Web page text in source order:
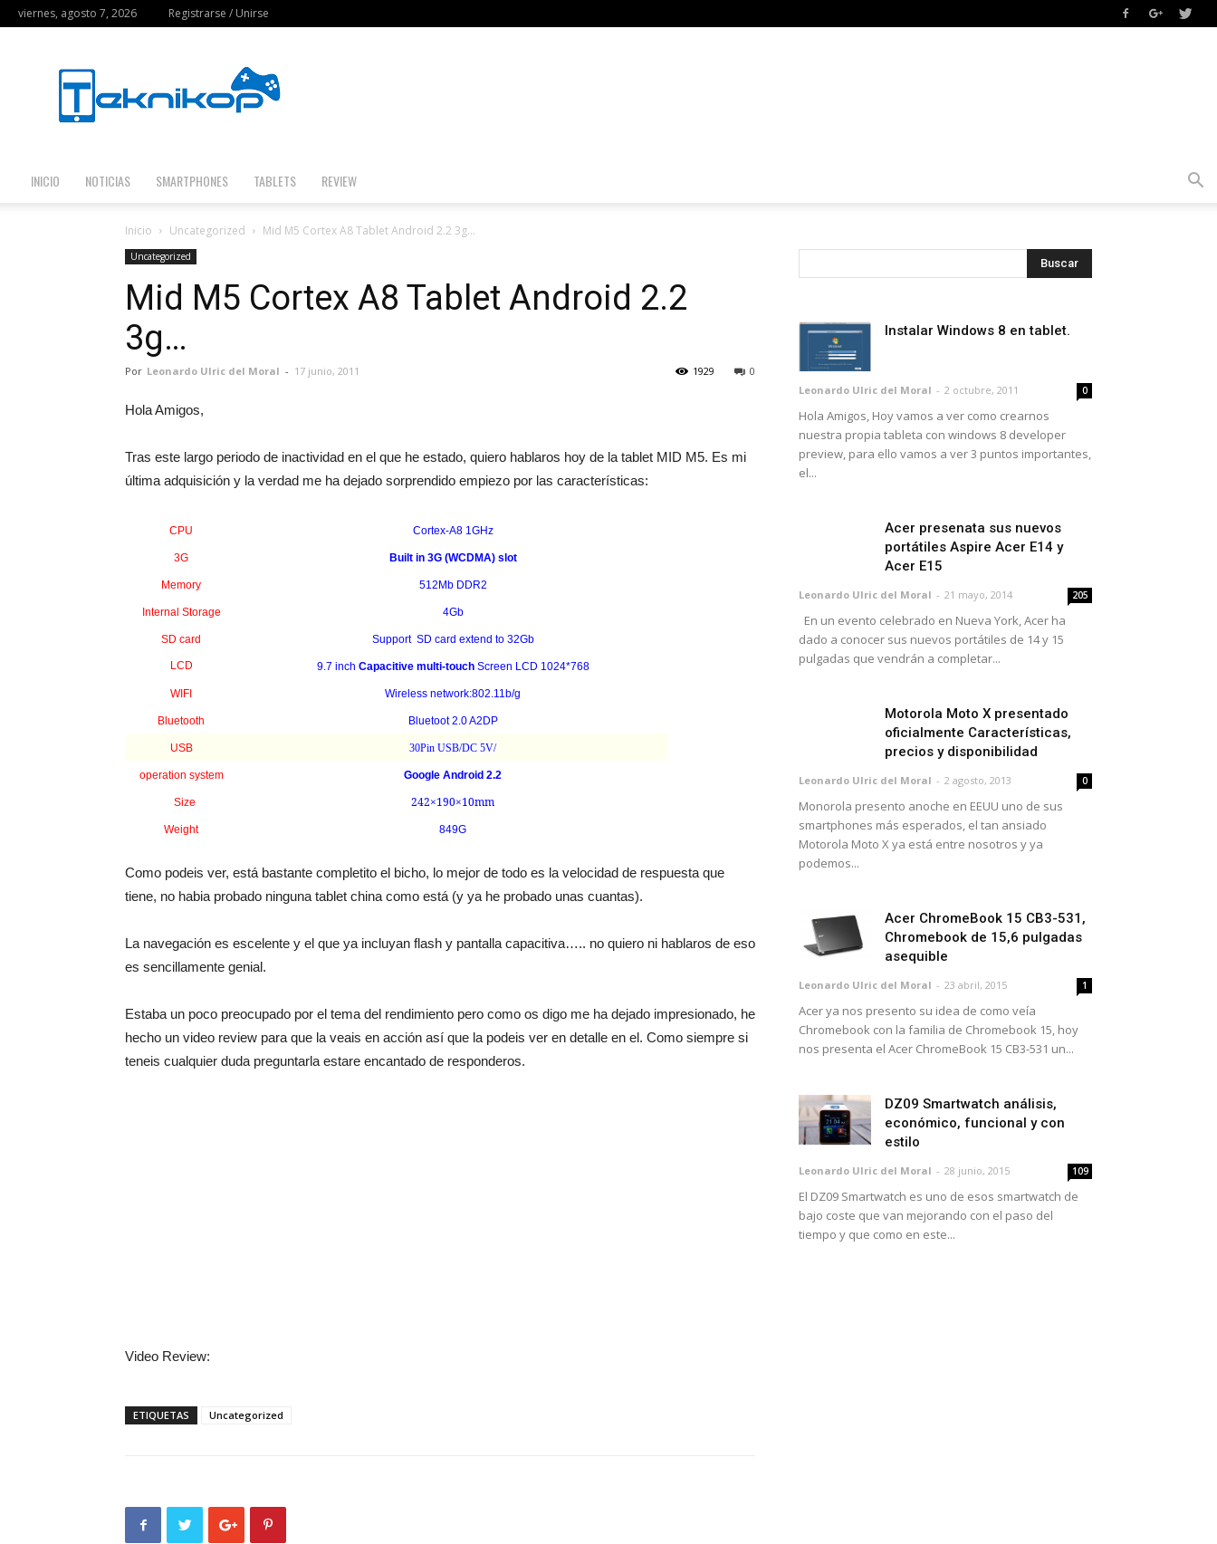
viernes, agosto 7, 2026 Registrarse / Unirse
INICIO NOTICIAS SMARTPHONES TABLETS REVIEW
Inicio Uncategorized Mid M5 Cortex A8 Tablet Android 2.2 3g…
Uncategorized
Mid M5 Cortex A8 Tablet Android 2.2
3g…
Por Leonardo Ulric del Moral - 17 junio, 2011 0
1929
Hola Amigos,
Tras este largo periodo de inactividad en el que he estado, quiero hablaros hoy de la tablet MID M5. Es mi
última adquisición y la verdad me ha dejado sorprendido empiezo por las características:
CPU Cortex-A8 1GHz
3G Built in 3G (WCDMA) slot
Memory 512Mb DDR2
Internal Storage 4Gb
SD card Support SD card extend to 32Gb
LCD 9.7 inch Capacitive multi-touchScreen LCD 1024*768
WIFI Wireless network:802.11b/g
Bluetooth Bluetoot 2.0 A2DP
USB 30Pin USB/DC 5V/
operation system Google Android 2.2
Size 242×190×10mm
Weight 849G
Como podeis ver, está bastante completito el bicho, lo mejor de todo es la velocidad de respuesta que
tiene, no habia probado ninguna tablet china como está (y ya he probado unas cuantas).
La navegación es escelente y el que ya incluyan flash y pantalla capacitiva….. no quiero ni hablaros de eso
es sencillamente genial.
Estaba un poco preocupado por el tema del rendimiento pero como os digo me ha dejado impresionado, he
hecho un video review para que la veais en acción así que la podeis ver en detalle en el. Como siempre si
teneis cualquier duda preguntarla estare encantado de responderos.
Video Review:
ETIQUETAS Uncategorized
Instalar Windows 8 en tablet.
Leonardo Ulric del Moral - 2 octubre, 2011 0
Hola Amigos, Hoy vamos a ver como crearnos
nuestra propia tableta con windows 8 developer
preview, para ello vamos a ver 3 puntos importantes,
el...
Acer presenata sus nuevos
portátiles Aspire Acer E14 y
Acer E15
Leonardo Ulric del Moral - 21 mayo, 2014 205
En un evento celebrado en Nueva York, Acer ha
dado a conocer sus nuevos portátiles de 14 y 15
pulgadas que vendrán a completar...
Motorola Moto X presentado
oficialmente Características,
precios y disponibilidad
Leonardo Ulric del Moral - 2 agosto, 2013 0
Monorola presento anoche en EEUU uno de sus
smartphones más esperados, el tan ansiado
Motorola Moto X ya está entre nosotros y ya
podemos...
Acer ChromeBook 15 CB3-531,
Chromebook de 15,6 pulgadas
asequible
Leonardo Ulric del Moral - 23 abril, 2015 1
Acer ya nos presento su idea de como veía
Chromebook con la familia de Chromebook 15, hoy
nos presenta el Acer ChromeBook 15 CB3-531 un...
DZ09 Smartwatch análisis,
económico, funcional y con
estilo
Leonardo Ulric del Moral - 28 junio, 2015 109
El DZ09 Smartwatch es uno de esos smartwatch de
bajo coste que van mejorando con el paso del
tiempo y que como en este...